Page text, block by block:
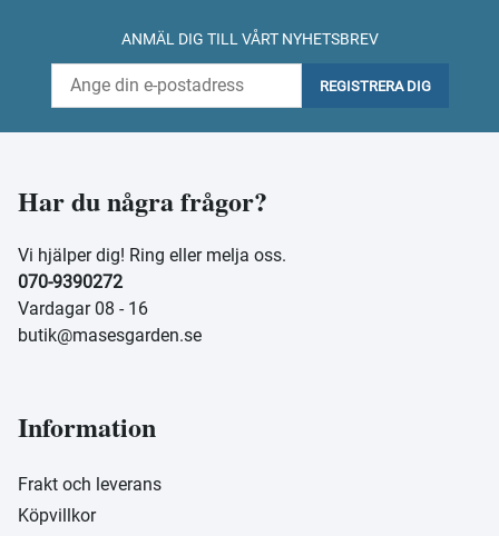
ANMÄL DIG TILL VÅRT NYHETSBREV
REGISTRERA DIG
Har du några frågor?
Vi hjälper dig! Ring eller melja oss.
070-9390272
Vardagar 08 - 16
butik@masesgarden.se
Information
Frakt och leverans
Köpvillkor